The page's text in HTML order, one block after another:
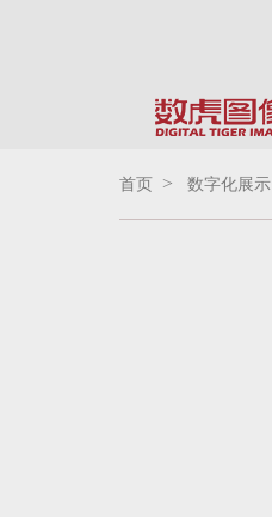
首页 > 数字化展示